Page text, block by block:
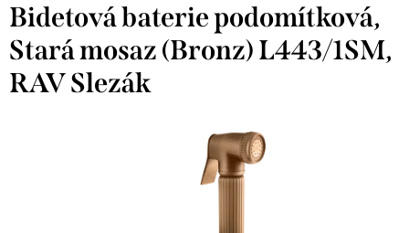
Bidetová baterie podomítková,
Stará mosaz (Bronz) L443/1SM,
RAV Slezák